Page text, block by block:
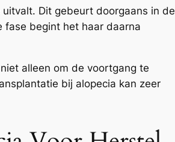
Dit gebeurt doorgaans in de
fase begint het haar daarna
alleen om de voortgang te
bij alopecia kan zeer